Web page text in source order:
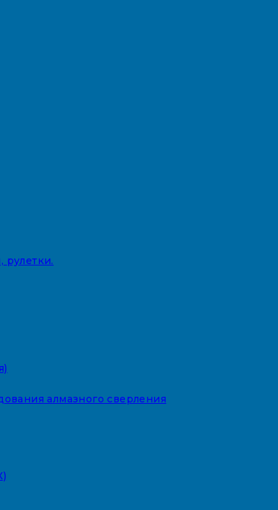
алмазного сверления